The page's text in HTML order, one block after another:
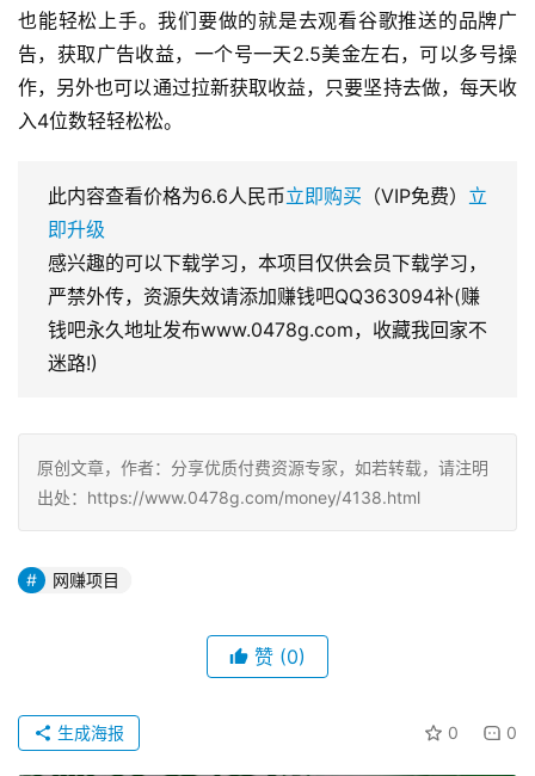
也能轻松上手。我们要做的就是去观看谷歌推送的品牌广
告，获取广告收益，一个号一天2.5美金左右，可以多号操
作，另外也可以通过拉新获取收益，只要坚持去做，每天收
入4位数轻轻松松。
此内容查看价格为6.6人民币立即购买 （VIP免费） 立
即升级
感兴趣的可以下载学习，本项目仅供会员下载学习，
严禁外传，资源失效请添加赚钱吧QQ363094补(赚
钱吧永久地址发布www.0478g.com，收藏我回家不
迷路!)
原创文章，作者：分享优质付费资源专家，如若转载，请注明
出处：https://www.0478g.com/money/4138.html
网赚项目
赞 (0)
0 0
生成海报